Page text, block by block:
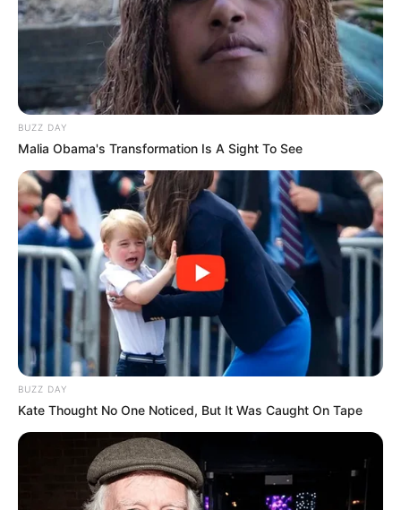
แนะนำ
ดูดวง
ดูเพิ่มเติม
ดูดวง
เบอร์โทร คน Keep look เป๊ะทุกมุมดูดี
ทุกองศา คุณล่ะมีเลขคู่นี้ไหม
ดูดวง
วันที่ 1 ส.ค. 2569 วันคล้ายวันสำเร็จ
BUZZ DAY
Malia Obama's Transformation Is A Sight To See
BUZZ DAY
Kate Thought No One Noticed, But It Was Caught On Tape